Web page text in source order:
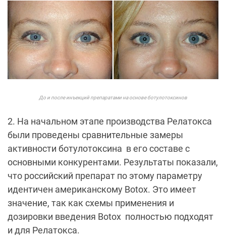
До и после инъекций препаратами на основе ботулотоксинов
2. На начальном этапе производства Релатокса
были проведены сравнительные замеры
активности ботулотоксина в его составе с
основными конкурентами. Результаты показали,
что российский препарат по этому параметру
идентичен американскому Botox. Это имеет
значение, так как схемы применения и
дозировки введения Botox полностью подходят
и для Релатокса.